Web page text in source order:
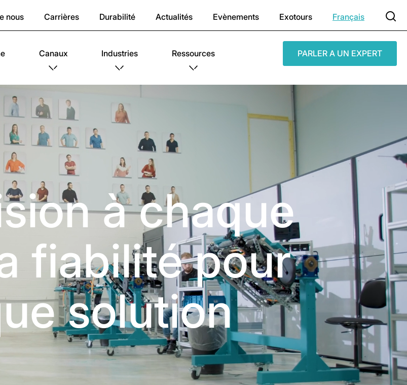
nous Carrières Durabilité Actualités Evènements Exotours Français
Canaux Industries Ressources PARLER A UN EXPERT
à chaque
fiabilité pour
solution